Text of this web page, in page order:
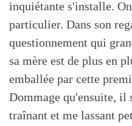
inquiétante s'installe.
particulier. Dans son
questionnement qui
sa mère est de plus en
emballée par cette
Dommage qu'ensuite, il
traînant et me lassant